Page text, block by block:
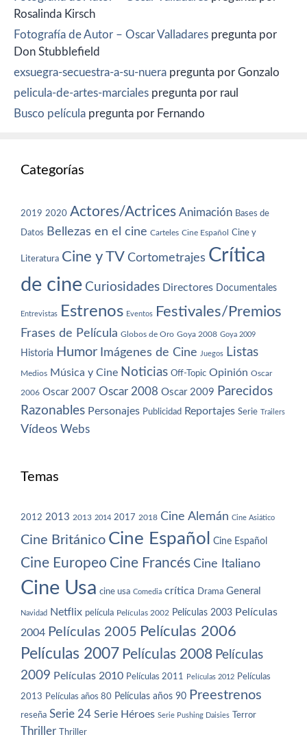
Rosalinda Kirsch
Fotografía de Autor – Oscar Valladares pregunta por
Don Stubblefield
exsuegra-secuestra-a-su-nuera pregunta por Gonzalo
pelicula-de-artes-marciales pregunta por raul
Busco película pregunta por Fernando
Categorías
2019 2020 Actores/Actrices Animación Bases de
Datos Bellezas en el cine Carteles Cine Español Cine y
Literatura Cine y TV Cortometrajes Crítica
de cine Curiosidades Directores Documentales
Entrevistas Estrenos Eventos Festivales/Premios
Frases de Película Globos de Oro Goya 2008 Goya 2009
Historia Humor Imágenes de Cine Juegos Listas
Medios Música y Cine Noticias Off-Topic Opinión Oscar
2006 Oscar 2007 Oscar 2008 Oscar 2009 Parecidos
Razonables Personajes Publicidad Reportajes Serie Trailers
Vídeos Webs
Temas
2012 2013 2013 2014 2017 2018 Cine Alemán Cine Asiático
Cine Británico Cine Español Cine Español
Cine Europeo Cine Francés Cine Italiano
Cine Usa cine usa Comedia crítica Drama General
Navidad Netflix película Películas 2002 Películas 2003 Películas
2004 Películas 2005 Películas 2006
Películas 2007 Películas 2008 Películas
2009 Películas 2010 Películas 2011 Películas 2012 Películas
2013 Películas años 80 Películas años 90 Preestrenos
reseña Serie 24 Serie Héroes Serie Pushing Daisies Terror
Thriller Thriller